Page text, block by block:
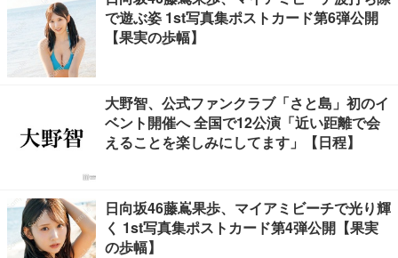
で遊ぶ姿 1st写真集ポストカード第6弾公開
【果実の歩幅】
大野智、公式ファンクラブ「さと島」初のイ
ベント開催へ 全国で12公演「近い距離で会
えることを楽しみにしてます」【日程】
日向坂46藤嶌果歩、マイアミビーチで光り輝
く 1st写真集ポストカード第4弾公開【果実
の歩幅】